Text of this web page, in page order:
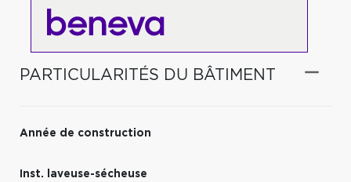
PARTICULARITÉS DU BÂTIMENT
Année de construction
Inst. laveuse-sécheuse